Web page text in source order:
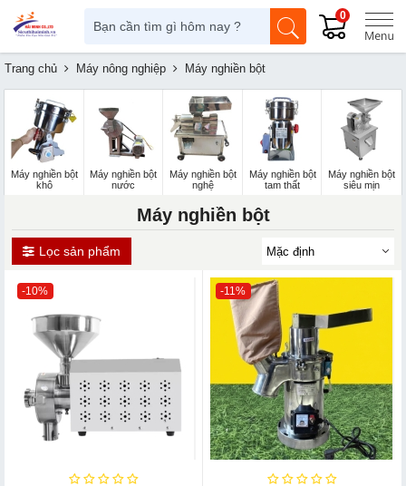
0
Trang chủ Máy nông nghiệp Máy nghiền bột
Máy nghiền bột
khô
Máy nghiền bột
nước
Máy nghiền bột
nghệ
Máy nghiền bột
tam thất
Máy nghiền bột
siêu mịn
Máy nghiền bột
Lọc sản phẩm
-10% -11%